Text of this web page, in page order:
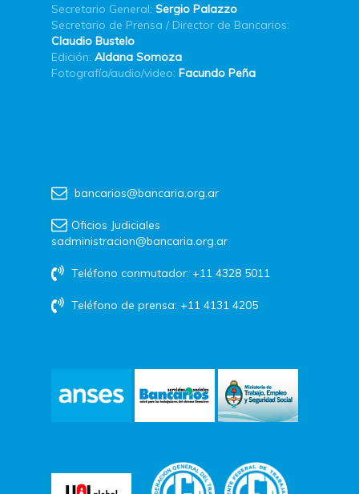
Secretario General: Sergio Palazzo
Secretario de Prensa / Director de Bancarios:
Claudio Bustelo
Edición: Aldana Somoza
Fotografía/audio/video: Facundo Peña
bancarios@bancaria.org.ar
Oficios Judiciales
sadministracion@bancaria.org.ar
Teléfono conmutador: +11 4328 5011
Teléfono de prensa: +11 4131 4205